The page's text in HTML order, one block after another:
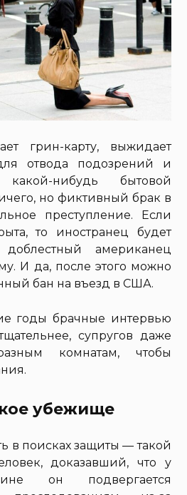
грин-карту, выжидает
отвода подозрений и
нибудь бытовой
но фиктивный брак в
преступление. Если
то иностранец будет
американец
И да, после этого можно
бан на въезд в США.
годы брачные интервью
супругов даже
комнатам, чтобы
убежище
в поисках защиты — такой
доказавший, что у
он подвергается